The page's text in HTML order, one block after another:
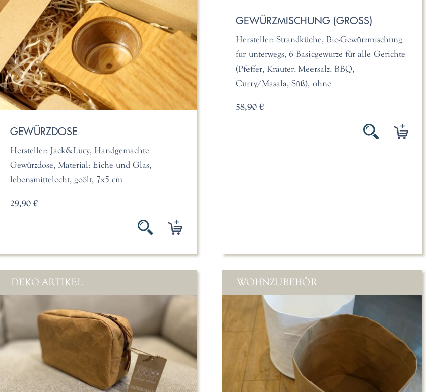
GEWÜRZDOSE
Hersteller: Jack&Lucy, Handgemachte
Gewürzdose, Material: Eiche und Glas,
lebensmittelecht, geölt, 7x5 cm
29,90 €
GEWÜRZMISCHUNG (GROSS)
Hersteller: Strandküche, Bio-Gewürzmischung
für unterwegs, 6 Basicgewürze für alle Gerichte
(Pfeffer, Kräuter, Meersalz, BBQ,
Curry/Masala, Süß), ohne
58,90 €
DEKO ARTIKEL WOHNZUBEHÖR